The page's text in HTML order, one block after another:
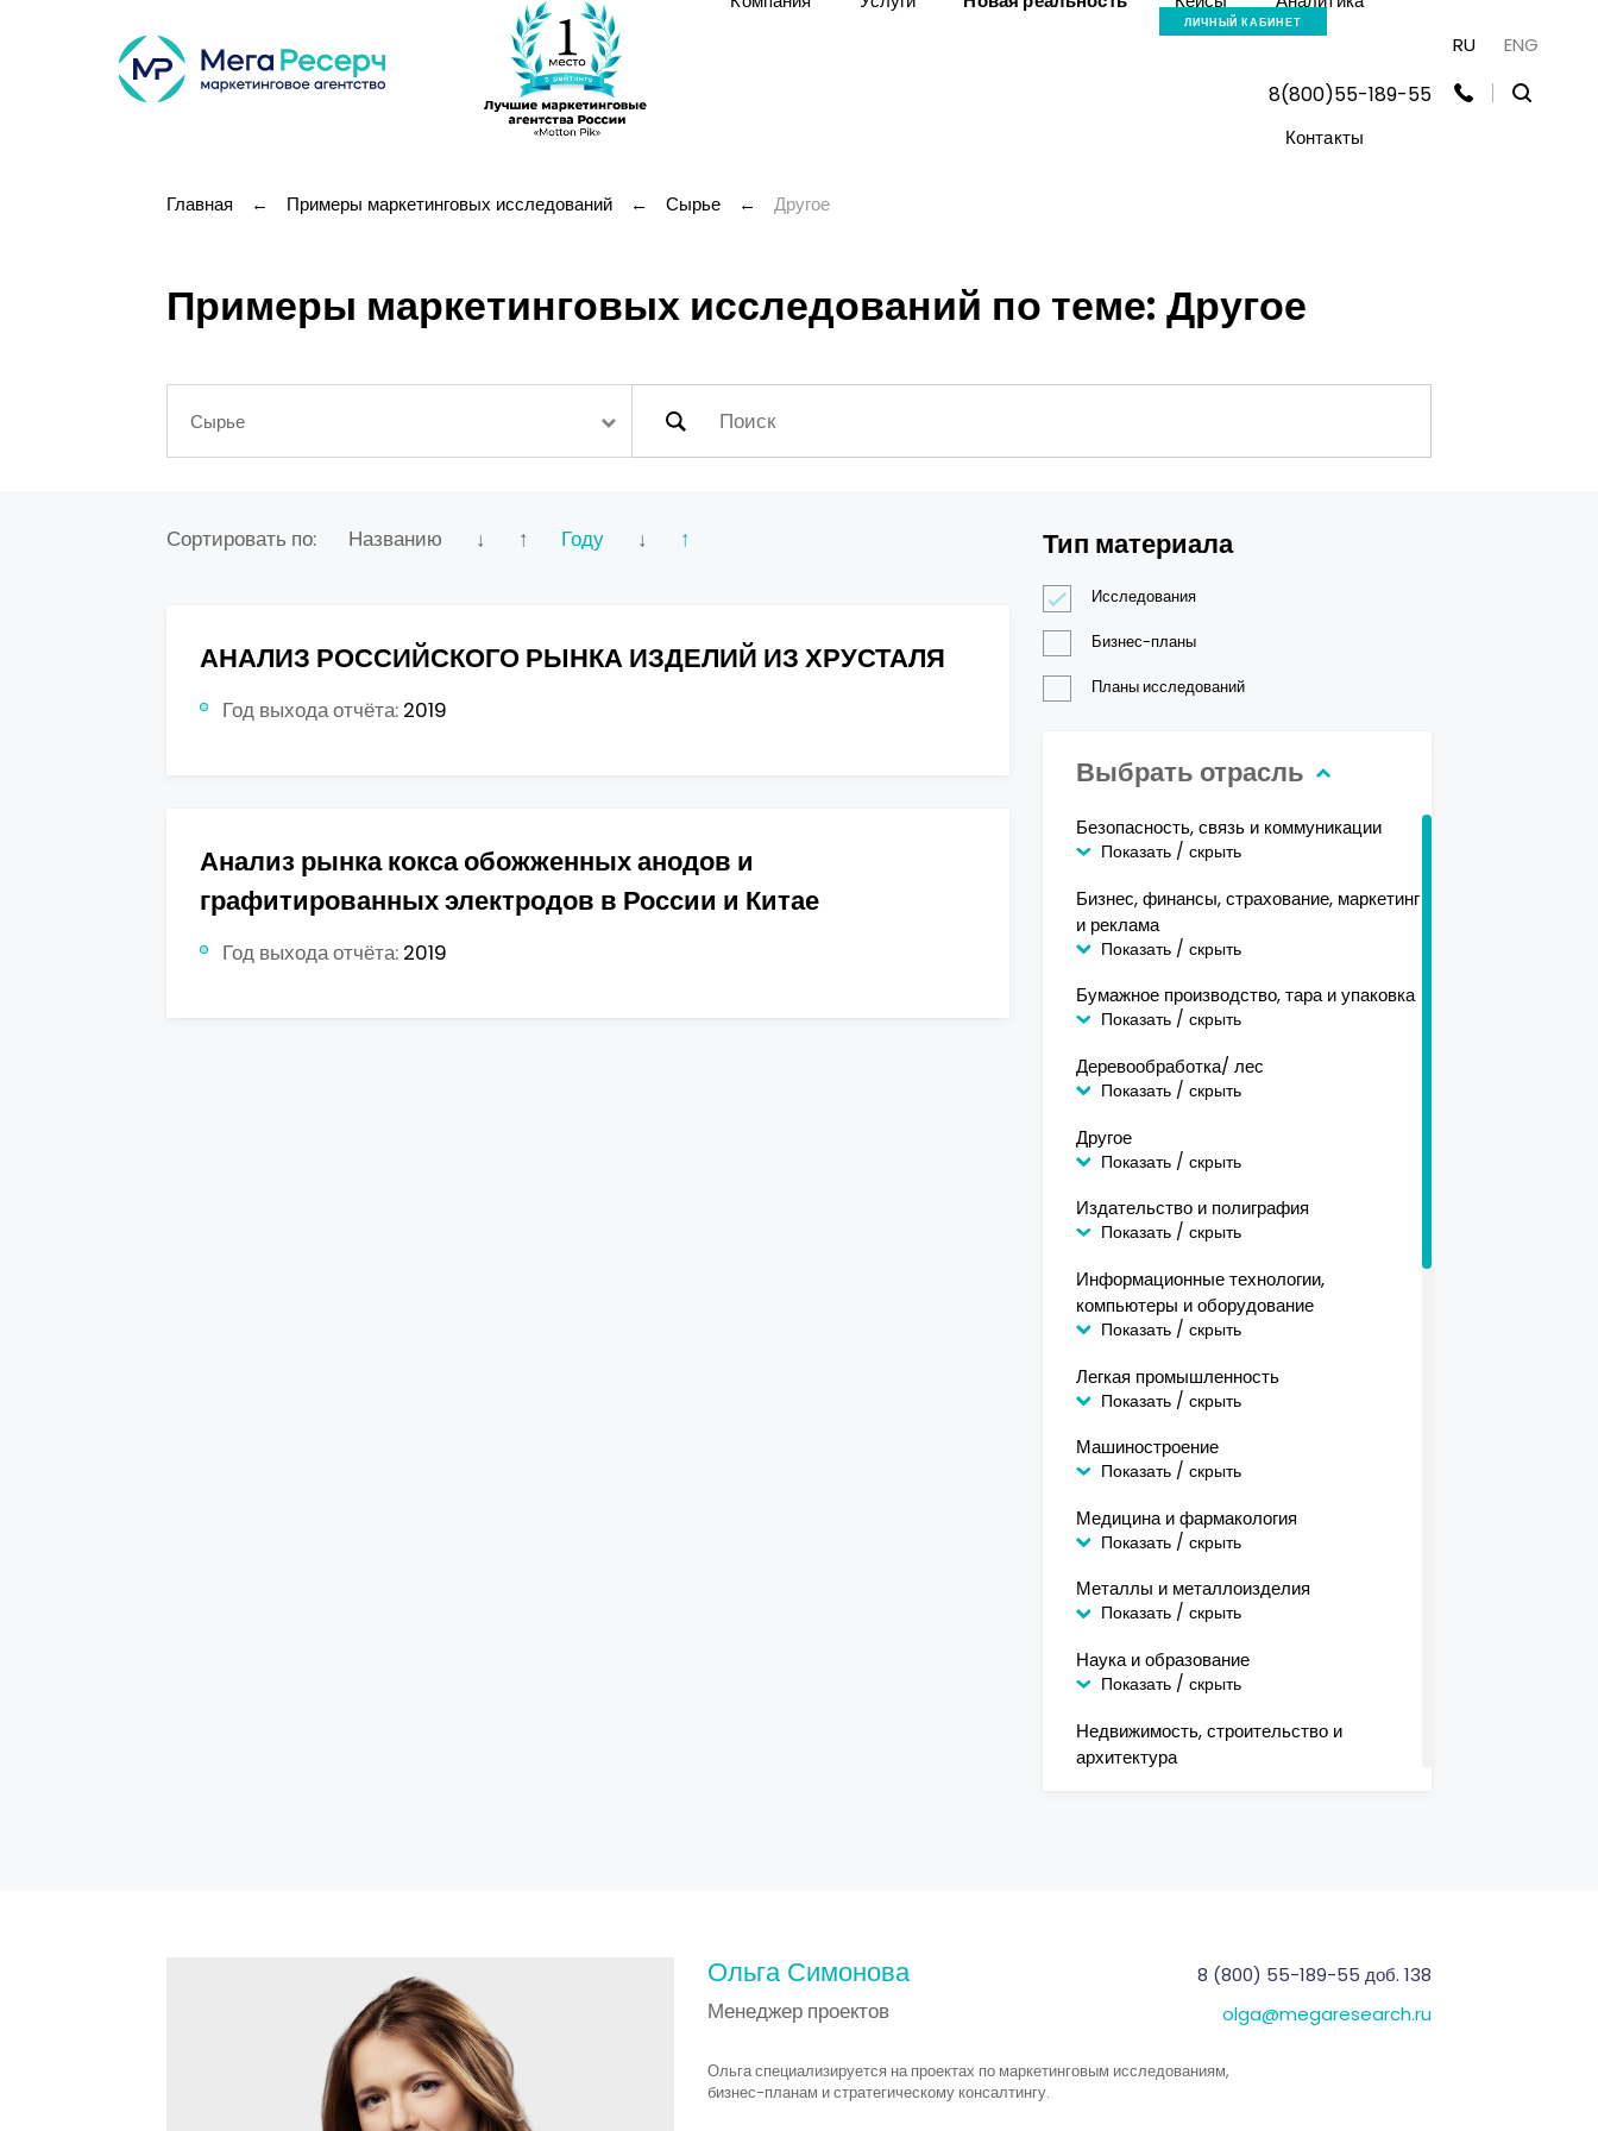
ЛИЧНЫЙ КАБИНЕТ
Контакты
RU ENG
8(800)55-189-55
Главная ← Примеры маркетинговых исследований ← Сырье ← Другое
Примеры маркетинговых исследований по теме: Другое
Сырье
Сортировать по: Названию ↓ ↑ Году ↓ ↑
АНАЛИЗ РОССИЙСКОГО РЫНКА ИЗДЕЛИЙ ИЗ ХРУСТАЛЯ
Год выхода отчёта: 2019
Анализ рынка кокса обожженных анодов и
графитированных электродов в России и Китае
Год выхода отчёта: 2019
Тип материала
Исследования
Бизнес-планы
Планы исследований
Выбрать отрасль
Безопасность, связь и коммуникации
Показать / скрыть
Бизнес, финансы, страхование, маркетинг
и реклама
Показать / скрыть
Бумажное производство, тара и упаковка
Показать / скрыть
Деревообработка/ лес
Показать / скрыть
Другое
Показать / скрыть
Издательство и полиграфия
Показать / скрыть
Информационные технологии,
компьютеры и оборудование
Показать / скрыть
Легкая промышленность
Показать / скрыть
Машиностроение
Показать / скрыть
Медицина и фармакология
Показать / скрыть
Металлы и металлоизделия
Показать / скрыть
Наука и образование
Показать / скрыть
Недвижимость, строительство и
архитектура
Пищевая промышленность и
Показать / скрыть
Сельское хозяйство
Ольга Симонова
Менеджер проектов
8 (800) 55-189-55 доб. 138
olga@megaresearch.ru
Ольга специализируется на проектах по маркетинговым исследованиям,
бизнес-планам и стратегическому консалтингу.